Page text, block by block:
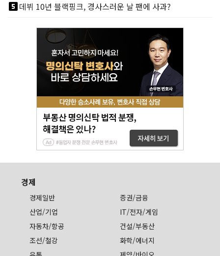
looks_5데뷔 10년 블랙핑크, 경사스러운 날 팬에 사과?
경제
경제일반
증권/금융
산업/기업
IT/전자/게임
자동차/항공
건설/부동산
조선/철강
화학/에너지